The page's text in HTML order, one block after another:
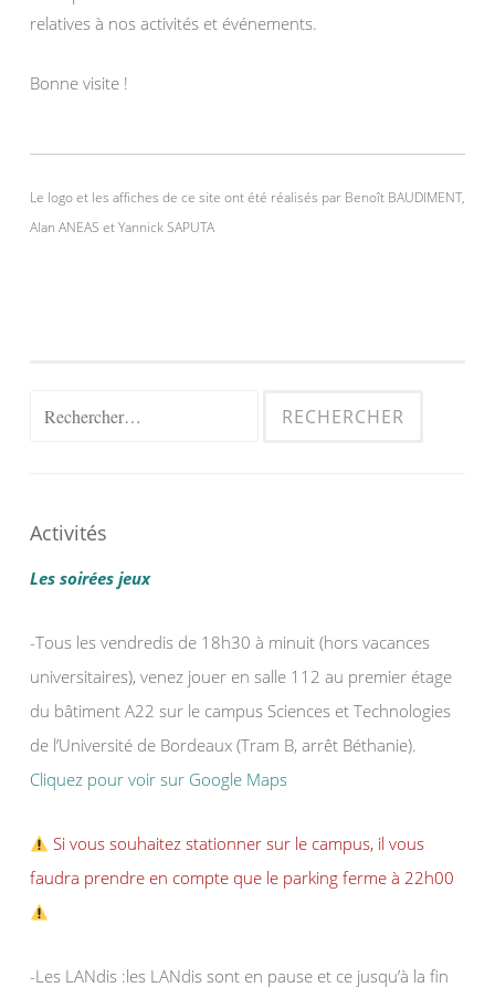
relatives à nos activités et événements.
Bonne visite !
Le logo et les affiches de ce site ont été réalisés par Benoît BAUDIMENT,
Alan ANEAS et Yannick SAPUTA
Rechercher :
Activités
Les soirées jeux
-Tous les vendredis de 18h30 à minuit (hors vacances
universitaires), venez jouer en salle 112 au premier étage
du bâtiment A22 sur le campus Sciences et Technologies
de l’Université de Bordeaux (Tram B, arrêt Béthanie).
Cliquez pour voir sur Google Maps
Si vous souhaitez stationner sur le campus, il vous
faudra prendre en compte que le parking ferme à 22h00
-Les LANdis :les LANdis sont en pause et ce jusqu’à la fin